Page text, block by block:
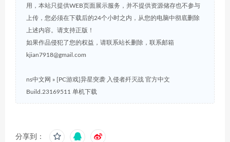
用，本站只提供WEB页面展示服务，并不提供资源储存也不参与
上传，您必须在下载后的24个小时之内，从您的电脑中彻底删除
上述内容。请支持正版！
如果作品侵犯了您的权益，请联系站长删除，联系邮箱
kjian7918@gmail.com
ns中文网 » [PC游戏]异星突袭 入侵者歼灭战 官方中文
Build.23169511 单机下载
分享到：